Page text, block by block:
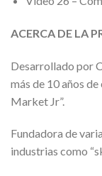
ACERCA DE LA
Desarrollado por
más de 10 años
Market Jr”.
Fundadora de
industrias como